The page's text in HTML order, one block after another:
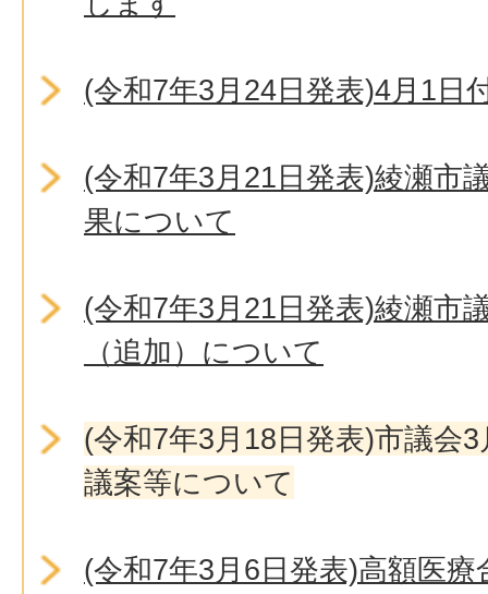
(令和7年3月24日発表)4月1日
(令和7年3月21日発表)綾瀬市
果について
(令和7年3月21日発表)綾瀬市
（追加）について
(令和7年3月18日発表)市議会
議案等について
(令和7年3月6日発表)高額医